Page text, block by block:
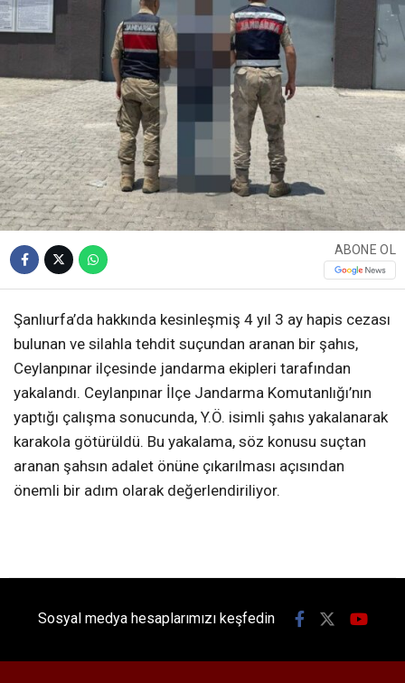
ABONE OL
Şanlıurfa’da hakkında kesinleşmiş 4 yıl 3 ay hapis cezası
bulunan ve silahla tehdit suçundan aranan bir şahıs,
Ceylanpınar ilçesinde jandarma ekipleri tarafından
yakalandı. Ceylanpınar İlçe Jandarma Komutanlığı’nın
yaptığı çalışma sonucunda, Y.Ö. isimli şahıs yakalanarak
karakola götürüldü. Bu yakalama, söz konusu suçtan
aranan şahsın adalet önüne çıkarılması açısından
önemli bir adım olarak değerlendiriliyor.
Sosyal medya hesaplarımızı keşfedin